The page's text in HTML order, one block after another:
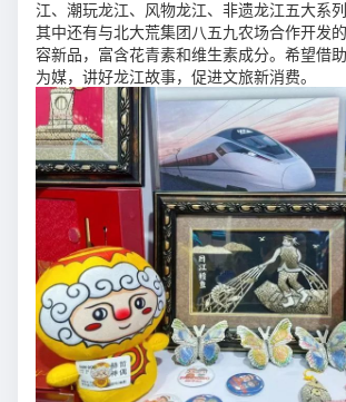
江、潮玩龙江、风物龙江、非遗龙江五大系列
其中还有与北大荒集团八五九农场合作开发
容新品，富含花青素和维生素成分。希望借
为媒，讲好龙江故事，促进文旅新消费。